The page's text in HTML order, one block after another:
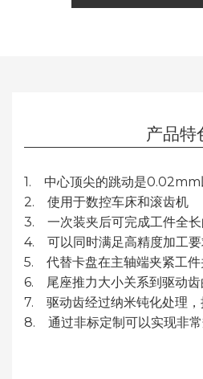
产品特
1. 中心顶尖的跳动是0.02mm
2. 使用于数控车床和滚齿机
3. 一次装夹后可完成工件全长
4. 可以同时满足高精度加工要
5. 代替卡盘在主轴端夹紧工件
6. 尾座推力大小关系到驱动齿
7. 驱动齿经过纳米钝化处理，
8. 通过非标定制可以实现非常